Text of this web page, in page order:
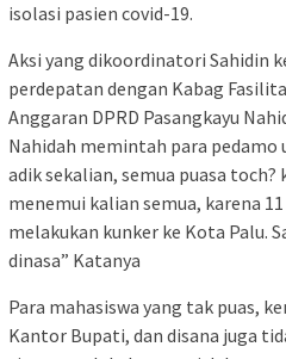
isolasi pasien covid-19.
Aksi yang dikoordinatori Sahidin
perdepatan dengan Kabag
Anggaran DPRD Pasangkayu
Nahidah memintah para pedamo
adik sekalian, semua puasa toch?
menemui kalian semua, karena
melakukan kunker ke Kota Palu.
dinasa” Katanya
Para mahasiswa yang tak puas,
Kantor Bupati, dan disana juga